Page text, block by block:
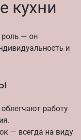
кухни
— он
и
работу
— всегда на виду